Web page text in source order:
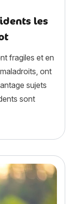
les
fragiles et en
ont
sujets
sont